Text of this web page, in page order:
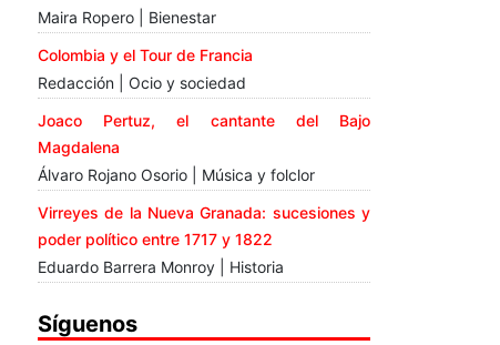
Maira Ropero | Bienestar
Colombia y el Tour de Francia
Redacción | Ocio y sociedad
Joaco Pertuz, el cantante del Bajo
Magdalena
Álvaro Rojano Osorio | Música y folclor
Virreyes de la Nueva Granada: sucesiones y
poder político entre 1717 y 1822
Eduardo Barrera Monroy | Historia
Síguenos